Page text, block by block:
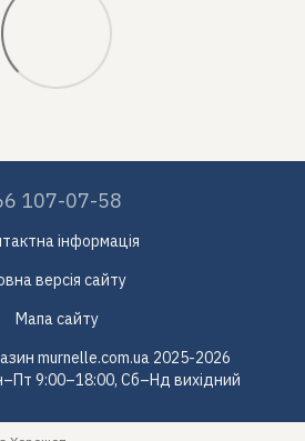
107-07-58
інформація
версія сайту
Мапа сайту
murnelle.com.ua 2025-2026
9:00–18:00, Сб–Нд вихідний